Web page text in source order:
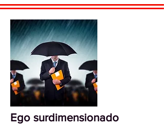
Ego surdimensionado